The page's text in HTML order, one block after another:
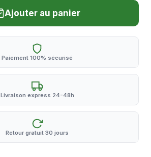
Ajouter au panier
Paiement 100% sécurisé
Livraison express 24-48h
Retour gratuit 30 jours